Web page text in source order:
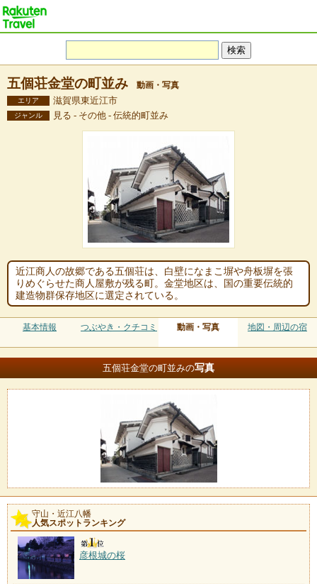
五個荘金堂の町並み 動画・写真
エリア 滋賀県東近江市
ジャンル 見る - その他 - 伝統的町並み
近江商人の故郷である五個荘は、白壁になまこ塀や舟板塀を張
りめぐらせた商人屋敷が残る町。金堂地区は、国の重要伝統的
建造物群保存地区に選定されている。
基本情報 つぶやき・クチコミ 動画・写真 地図・周辺の宿
五個荘金堂の町並みの写真
守山・近江八幡
人気スポットランキング
彦根城の桜